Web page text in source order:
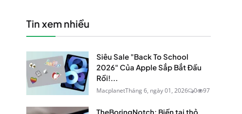
Tin xem nhiều
Siêu Sale "Back To School
2026" Của Apple Sắp Bắt Đầu
Rồi!...
MacplanetTháng 6, ngày 01, 2026 0 97
TheBoringNotch: Biến tai thỏ